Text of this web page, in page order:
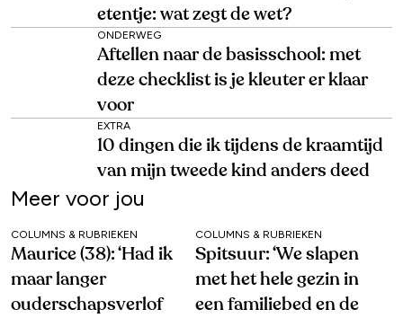
etentje: wat zegt de wet?
ONDERWEG
Aftellen naar de basisschool: met
deze checklist is je kleuter er klaar
voor
EXTRA
10 dingen die ik tijdens de kraamtijd
van mijn tweede kind anders deed
Meer voor jou
COLUMNS & RUBRIEKEN
Maurice (38): ‘Had ik
maar langer
ouderschapsverlof
COLUMNS & RUBRIEKEN
Spitsuur: ‘We slapen
met het hele gezin in
een familiebed en de